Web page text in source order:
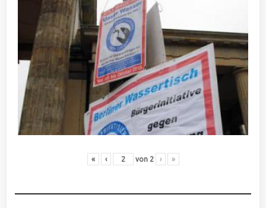
« ‹ von 2 › »